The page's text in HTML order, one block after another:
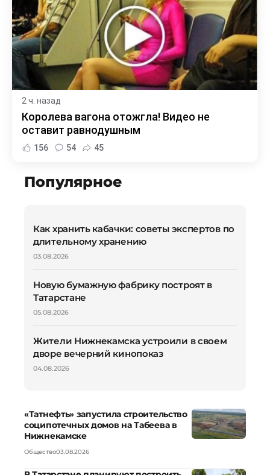
2 ч. назад
Королева вагона отожгла! Видео не
оставит равнодушным
156 54 45
Популярное
Как хранить кабачки: советы экспертов по
длительному хранению
03.08.2026
Новую бумажную фабрику построят в
Татарстане
05.08.2026
Жители Нижнекамска устроили в своем
дворе вечерний кинопоказ
04.08.2026
«Татнефть» запустила строительство
соципотечных домов на Табеева в
Нижнекамске
Общество03.08.2026